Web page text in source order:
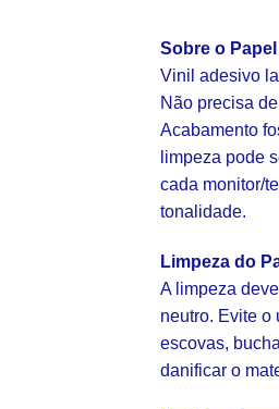
Sobre o
Vinil adesivo
Não precisa
Acabamento
limpeza pode
cada monitor/
tonalidade.
Limpeza do
A limpeza
neutro. Evite o
escovas,
danificar o